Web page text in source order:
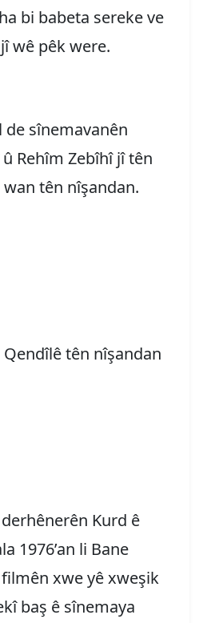
bi babeta sereke ve
wê pêk were.
de sînemavanên
Rehîm Zebîhî jî tên
tên nîşandan.
Qendîlê tên nîşandan
Kurd ê
1976’an li Bane
xwe yê xweşik
baş ê sînemaya